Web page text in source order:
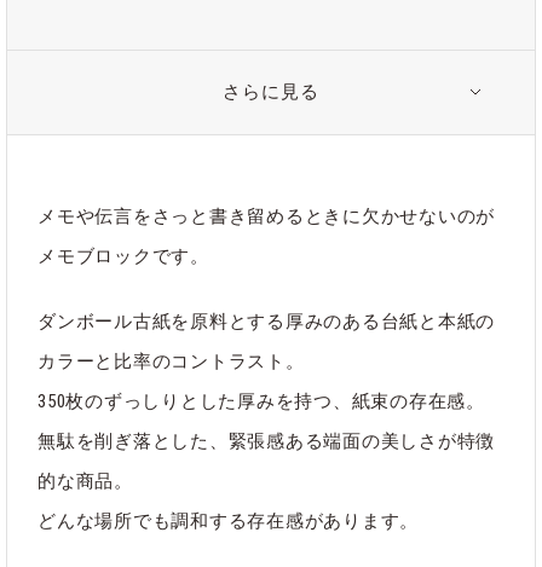
を使用し、本文は筆記に適した色上質紙を使用しています。
・強い日光や照明による変色、または乾燥や湿気による波打ち
ご注意ください。
・保管時は高温多湿を避け、直接陽の当たらない場所に保管頂
くことをお勧めいたします。
・メモブロックは側面の一辺に糊が塗布され、本文と台紙を固
定しております。落下などによる強い衝撃によってい本文と台
い。
さらに見る
メモや伝言をさっと書き留めるときに欠かせないのが
メモブロックです。
ダンボール古紙を原料とする厚みのある台紙と本紙の
カラーと比率のコントラスト。
350枚のずっしりとした厚みを持つ、紙束の存在感。
無駄を削ぎ落とした、緊張感ある端面の美しさが特徴
的な商品。
どんな場所でも調和する存在感があります。